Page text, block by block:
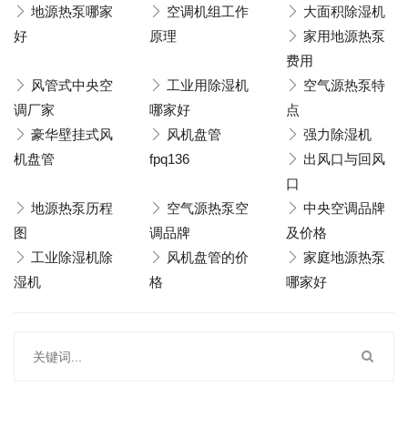
地源热泵哪家
好
空调机组工作
原理
大面积除湿机
家用地源热泵
费用
风管式中央空
调厂家
工业用除湿机
哪家好
空气源热泵特
点
豪华壁挂式风
机盘管
风机盘管
fpq136
强力除湿机
出风口与回风
口
地源热泵历程
图
空气源热泵空
调品牌
中央空调品牌
及价格
工业除湿机除
湿机
风机盘管的价
格
家庭地源热泵
哪家好